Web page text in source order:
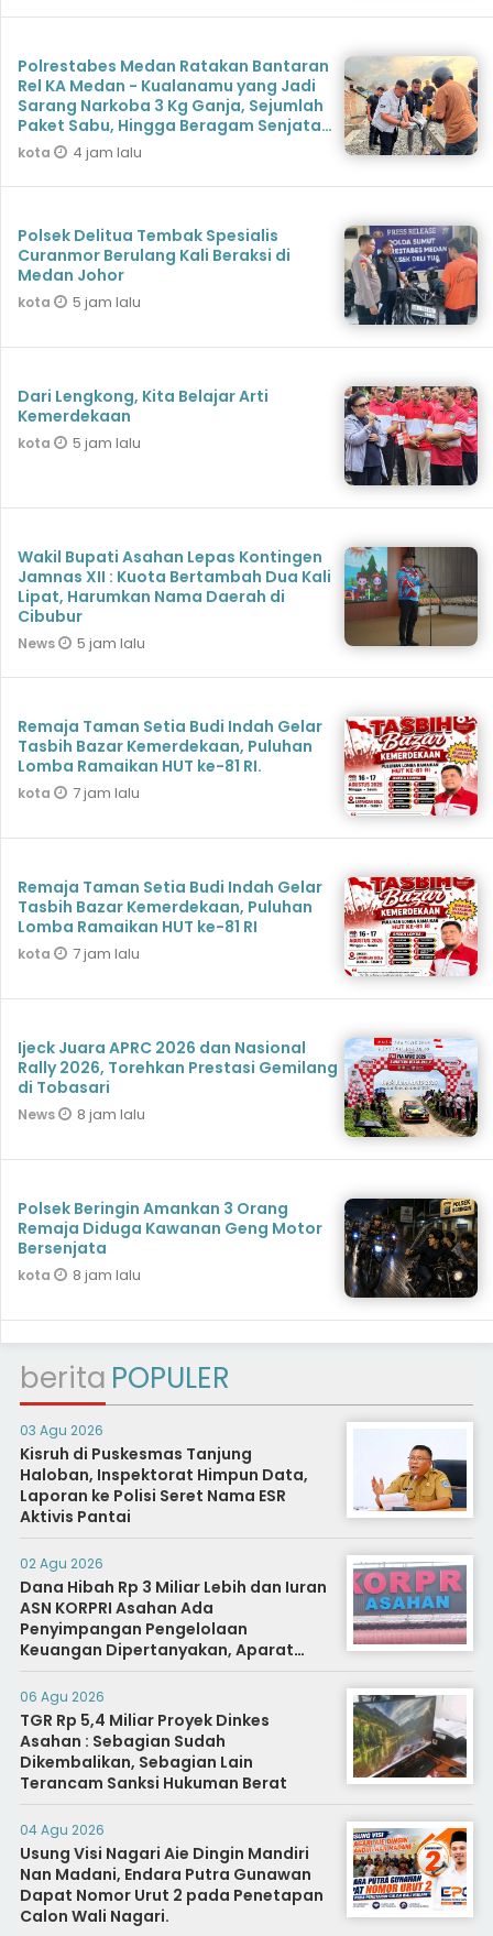
Polrestabes Medan Ratakan Bantaran
Rel KA Medan - Kualanamu yang Jadi
Sarang Narkoba 3 Kg Ganja, Sejumlah
Paket Sabu, Hingga Beragam Senjata
Disita
kota 4 jam lalu
Polsek Delitua Tembak Spesialis
Curanmor Berulang Kali Beraksi di
Medan Johor
kota 5 jam lalu
Dari Lengkong, Kita Belajar Arti
Kemerdekaan
kota 5 jam lalu
Wakil Bupati Asahan Lepas Kontingen
Jamnas XII : Kuota Bertambah Dua Kali
Lipat, Harumkan Nama Daerah di
Cibubur
News 5 jam lalu
Remaja Taman Setia Budi Indah Gelar
Tasbih Bazar Kemerdekaan, Puluhan
Lomba Ramaikan HUT ke-81 RI.
kota 7 jam lalu
Remaja Taman Setia Budi Indah Gelar
Tasbih Bazar Kemerdekaan, Puluhan
Lomba Ramaikan HUT ke-81 RI
kota 7 jam lalu
Ijeck Juara APRC 2026 dan Nasional
Rally 2026, Torehkan Prestasi Gemilang
di Tobasari
News 8 jam lalu
Polsek Beringin Amankan 3 Orang
Remaja Diduga Kawanan Geng Motor
Bersenjata
kota 8 jam lalu
berita POPULER
03 Agu 2026
Kisruh di Puskesmas Tanjung
Haloban, Inspektorat Himpun Data,
Laporan ke Polisi Seret Nama ESR
Aktivis Pantai
02 Agu 2026
Dana Hibah Rp 3 Miliar Lebih dan Iuran
ASN KORPRI Asahan Ada
Penyimpangan Pengelolaan
Keuangan Dipertanyakan, Aparat
Diminta Segera Usut
06 Agu 2026
TGR Rp 5,4 Miliar Proyek Dinkes
Asahan : Sebagian Sudah
Dikembalikan, Sebagian Lain
Terancam Sanksi Hukuman Berat
04 Agu 2026
Usung Visi Nagari Aie Dingin Mandiri
Nan Madani, Endara Putra Gunawan
Dapat Nomor Urut 2 pada Penetapan
Calon Wali Nagari.